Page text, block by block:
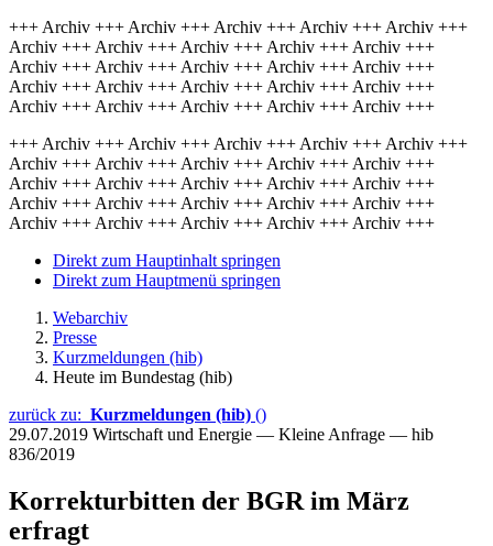
+++ Archiv +++ Archiv +++ Archiv +++ Archiv +++ Archiv +++
Archiv +++ Archiv +++ Archiv +++ Archiv +++ Archiv +++
Archiv +++ Archiv +++ Archiv +++ Archiv +++ Archiv +++
Archiv +++ Archiv +++ Archiv +++ Archiv +++ Archiv +++
Archiv +++ Archiv +++ Archiv +++ Archiv +++ Archiv +++
+++ Archiv +++ Archiv +++ Archiv +++ Archiv +++ Archiv +++
Archiv +++ Archiv +++ Archiv +++ Archiv +++ Archiv +++
Archiv +++ Archiv +++ Archiv +++ Archiv +++ Archiv +++
Archiv +++ Archiv +++ Archiv +++ Archiv +++ Archiv +++
Archiv +++ Archiv +++ Archiv +++ Archiv +++ Archiv +++
Direkt zum Hauptinhalt springen
Direkt zum Hauptmenü springen
Webarchiv
Presse
Kurzmeldungen (hib)
Heute im Bundestag (hib)
zurück zu: Kurzmeldungen (hib) ()
29.07.2019 Wirtschaft und Energie — Kleine Anfrage — hib
836/2019
Korrekturbitten der BGR im März
erfragt